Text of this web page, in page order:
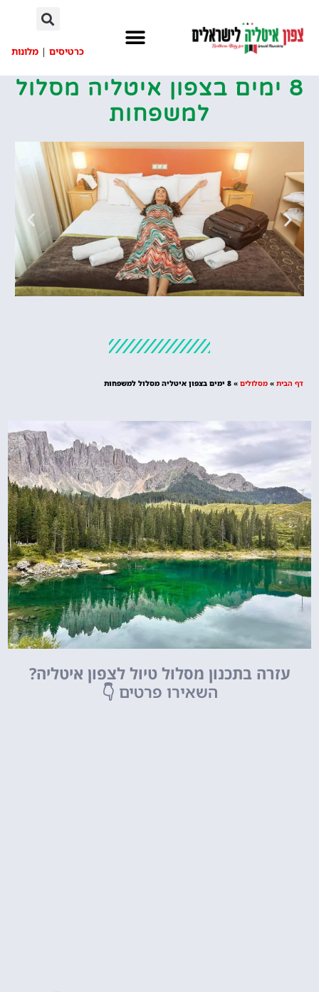
כרטיסים | מלונות
8 ימים בצפון איטליה מסלול
למשפחות
מציאת מלון
דף הבית » מסלולים » 8 ימים בצפון איטליה מסלול למשפחות
עזרה בתכנון מסלול טיול לצפון איטליה?
השאירו פרטים 👇